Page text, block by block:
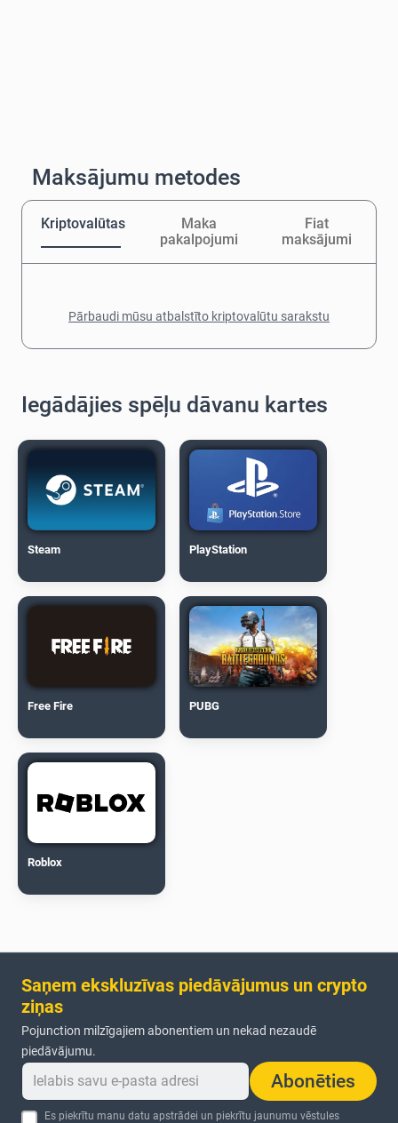
Maksājumu metodes
Kriptovalūtas
Maka
pakalpojumi
Fiat
maksājumi
Pārbaudi mūsu atbalstīto kriptovalūtu sarakstu
Iegādājies spēļu dāvanu kartes
Steam PlayStation
Free Fire PUBG
Roblox
Saņem ekskluzīvas piedāvājumus un crypto
ziņas
Pojunction milzīgajiem abonentiem un nekad nezaudē
piedāvājumu.
Abonēties
Es piekrītu manu datu apstrādei un piekrītu jaunumu vēstules